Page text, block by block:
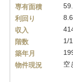
専有面積
利回り
収入
階数
1/
築年月
物件現況
空